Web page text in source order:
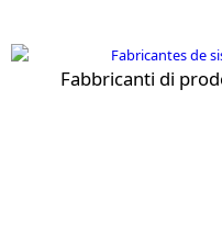
Fabbricanti di